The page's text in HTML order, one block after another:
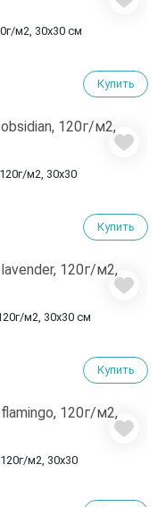
м2, 30х30 см
Купить
м2, 30х30
Купить
м2, 30х30 см
Купить
м2, 30х30